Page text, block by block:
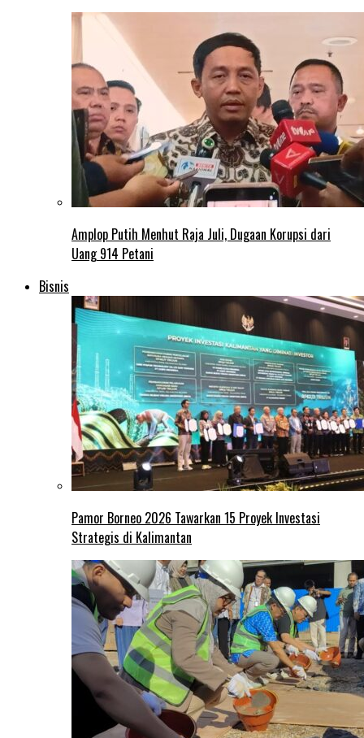
Amplop Putih Menhut Raja Juli, Dugaan Korupsi dari
Uang 914 Petani
Bisnis
Pamor Borneo 2026 Tawarkan 15 Proyek Investasi
Strategis di Kalimantan